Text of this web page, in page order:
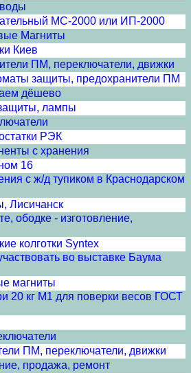
МС-2000 или ИП-2000
Магниты
Киев
ПМ, переключатели, движки
защиты, предохранители ПМ
дёшево
лампы
РЭК
с хранения
16
с ж/д тупиком в Краснодарском
Лисичанск
ободке - изготовление,
колготки Syntex
во выставке Баума
магниты
20 кг М1 для поверки весов ГОСТ
ПМ, переключатели, движки
продажа, ремонт